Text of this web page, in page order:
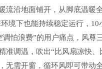
流沿地面铺开，从脚底温暖
境下也能持续稳定运行，10
怕浪费”的用户痛点，风
准调温，吹出“比风扇凉快
无需开窗，循环风即可带动